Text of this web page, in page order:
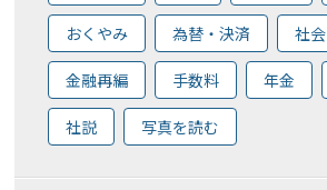
おくやみ 為替・決済 社会
金融再編 手数料 年金
社説 写真を読む